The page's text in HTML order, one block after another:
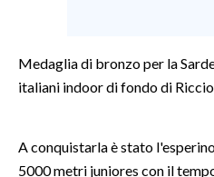
CULTURA
GOSSIP
Medaglia di bronzo per la
italiani indoor di fondo di
A conquistarla è stato
5000 metri juniores con il